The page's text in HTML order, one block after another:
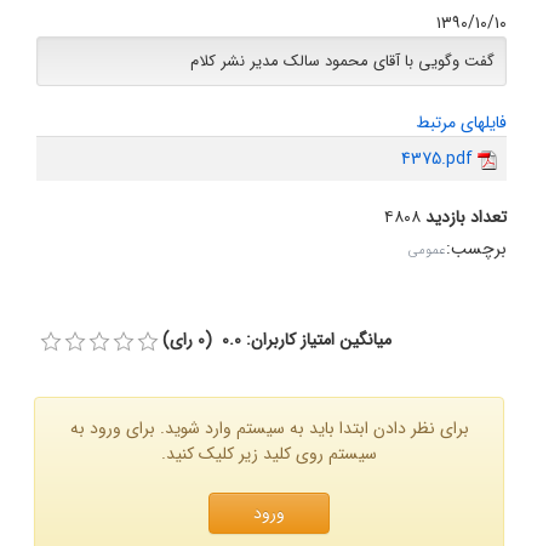
۱۳۹۰/۱۰/۱۰
گفت وگویی با آقای محمود سالک مدیر نشر کلام
فایلهای مرتبط
4375.pdf
تعداد بازدید۴۸۰۸
برچسب:عمومی
میانگین امتیاز کاربران: 0.0 (0 رای)
برای نظر دادن ابتدا باید به سیستم وارد شوید. برای ورود به
سیستم روی کلید زیر کلیک کنید.
ورود